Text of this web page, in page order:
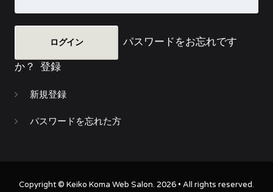
パスワードをお忘れです
か？ 登録
新規登録
パスワードを忘れた方
Copyright © Keiko Koma Web Salon. 2026 • All rights reserved.